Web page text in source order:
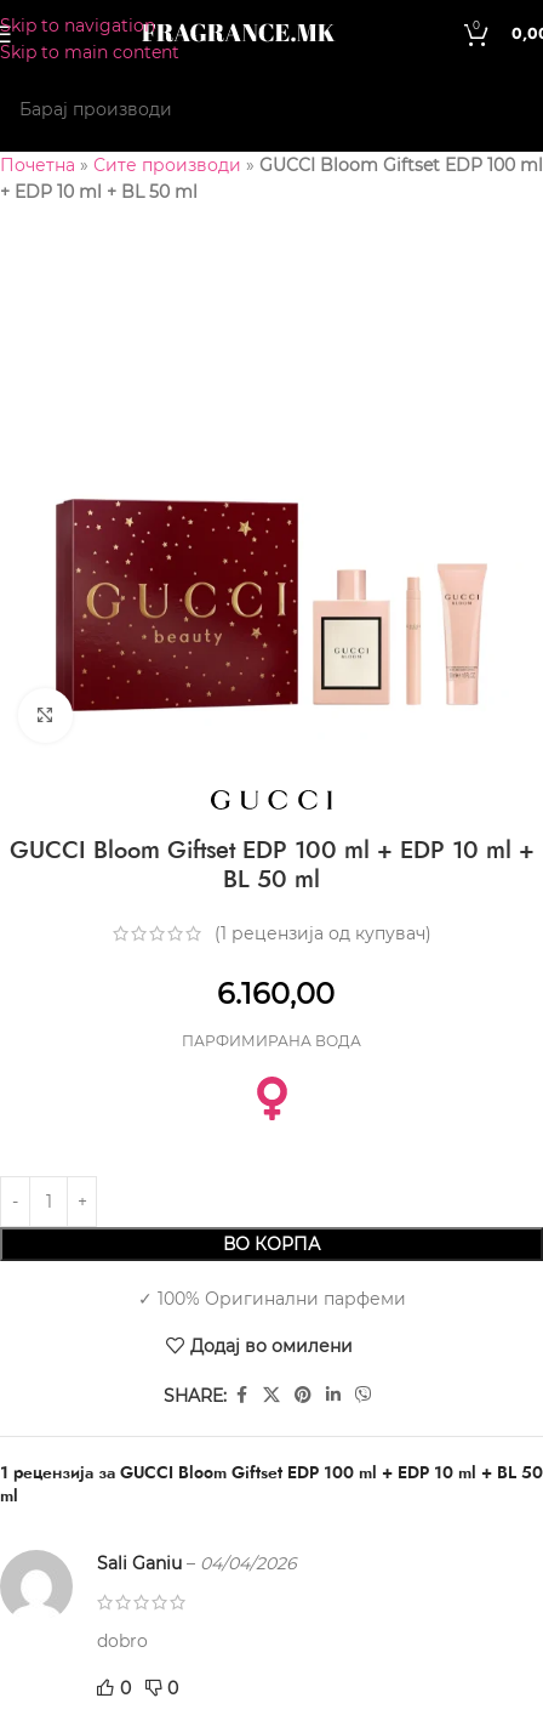
Skip to navigation
Skip to main content
0
Почетна » Сите производи » GUCCI Bloom Giftset EDP 100 ml
+ EDP 10 ml + BL 50 ml
CLICK TO ENLARGE
GUCCI Bloom Giftset EDP 100 ml + EDP 10 ml +
BL 50 ml
(1 рецензија од купувач)
6.160,00
ПАРФИМИРАНА ВОДА
ВО КОРПА
✓ 100% Оригинални парфеми
Додај во омилени
SHARE:
1 рецензија за GUCCI Bloom Giftset EDP 100 ml + EDP 10 ml + BL 50
ml
Sali Ganiu – 04/04/2026
dobro
0 0